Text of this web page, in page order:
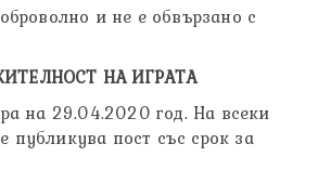
и не е обвързано с
НА ИГРАТА
на 29.04.2020 год. На всеки
публикува пост със срок за